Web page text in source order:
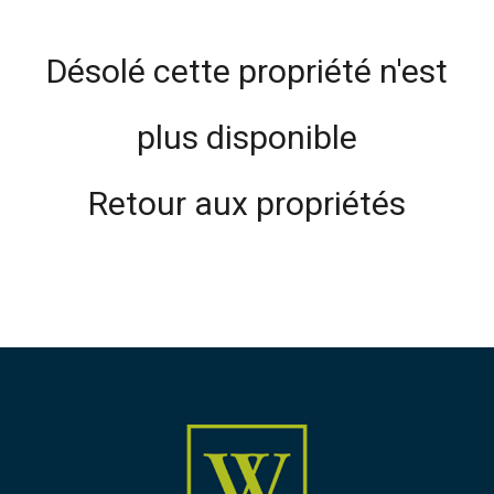
Désolé cette propriété n'est
plus disponible
Retour aux propriétés